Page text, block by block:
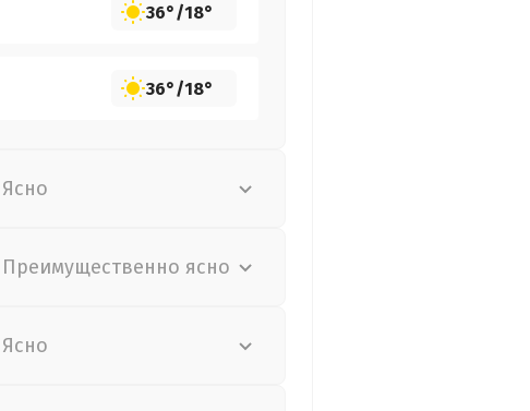
36°/18°
36°/18°
Ясно
Преимущественно ясно
Ясно